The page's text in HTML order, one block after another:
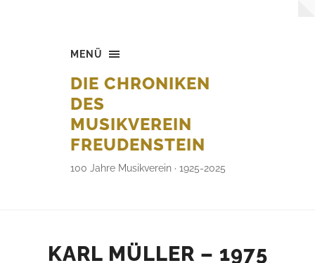
MENÜ
DIE CHRONIKEN
DES
MUSIKVEREIN
FREUDENSTEIN
100 Jahre Musikverein · 1925-2025
KARL MÜLLER – 1975